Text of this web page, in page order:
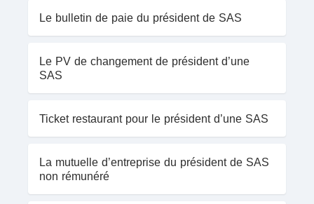
Le bulletin de paie du président de SAS
Le PV de changement de président d’une
SAS
Ticket restaurant pour le président d’une SAS
La mutuelle d’entreprise du président de SAS
non rémunéré